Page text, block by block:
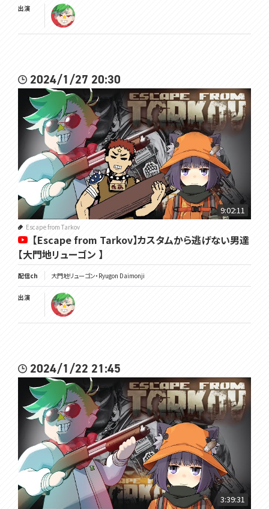
出演
2024/1/27 20:30
9:02:11
Escape from Tarkov
【Escape from Tarkov】カスタムから逃げない男達
【大門地リューゴン 】
配信ch 大門地リューゴン・Ryugon Daimonji
出演
2024/1/22 21:45
3:39:31